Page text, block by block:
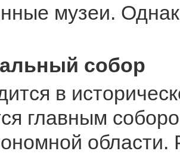
музеи.
собор
в
главным